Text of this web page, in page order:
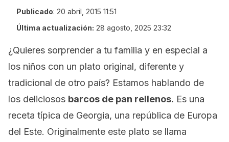
Publicado: 20 abril, 2015 11:51
Última actualización: 28 agosto, 2025 23:32
¿Quieres sorprender a tu familia y en especial a
los niños con un plato original, diferente y
tradicional de otro país? Estamos hablando de
los deliciosos barcos de pan rellenos. Es una
receta típica de Georgia, una república de Europa
del Este. Originalmente este plato se llama